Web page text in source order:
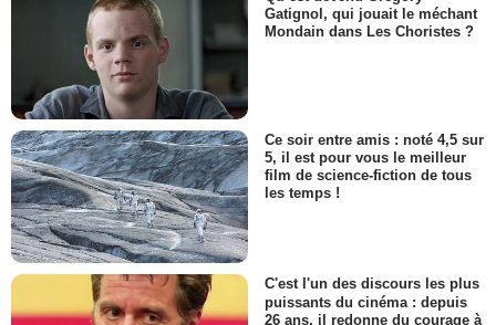
Gatignol, qui jouait le méchant
Mondain dans Les Choristes ?
Ce soir entre amis : noté 4,5 sur
5, il est pour vous le meilleur
film de science-fiction de tous
les temps !
C'est l'un des discours les plus
puissants du cinéma : depuis
26 ans, il redonne du courage à